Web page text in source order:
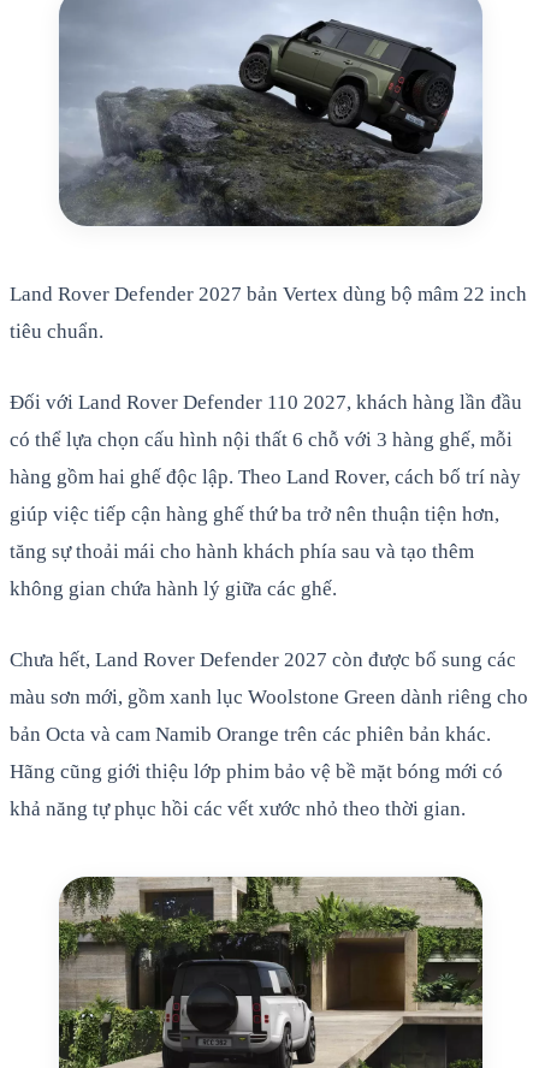
Land Rover Defender 2027 bản Vertex dùng bộ mâm 22 inch
tiêu chuẩn.
Đối với Land Rover Defender 110 2027, khách hàng lần đầu
có thể lựa chọn cấu hình nội thất 6 chỗ với 3 hàng ghế, mỗi
hàng gồm hai ghế độc lập. Theo Land Rover, cách bố trí này
giúp việc tiếp cận hàng ghế thứ ba trở nên thuận tiện hơn,
tăng sự thoải mái cho hành khách phía sau và tạo thêm
không gian chứa hành lý giữa các ghế.
Chưa hết, Land Rover Defender 2027 còn được bổ sung các
màu sơn mới, gồm xanh lục Woolstone Green dành riêng cho
bản Octa và cam Namib Orange trên các phiên bản khác.
Hãng cũng giới thiệu lớp phim bảo vệ bề mặt bóng mới có
khả năng tự phục hồi các vết xước nhỏ theo thời gian.